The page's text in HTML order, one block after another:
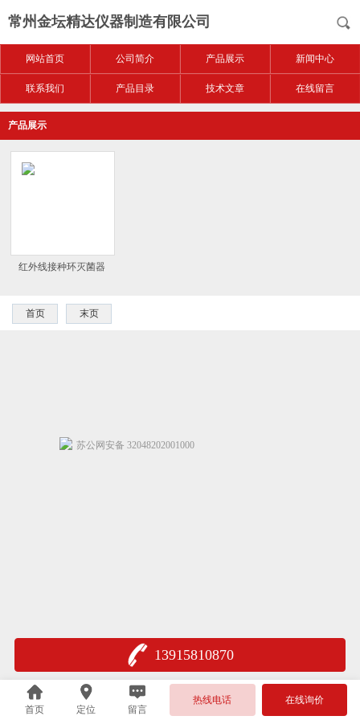
常州金坛精达仪器制造有限公司
网站首页 公司简介 产品展示 新闻中心
联系我们 产品目录 技术文章 在线留言
产品展示
红外线接种环灭菌器
首页 末页
13915810870
首页 定位 留言
热线电话 在线询价
苏公网安备 32048202001000